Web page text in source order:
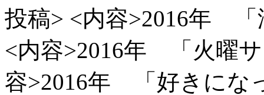
投稿> <内容>2016年 「
<内容>2016年 「火曜
容>2016年 「好きにな